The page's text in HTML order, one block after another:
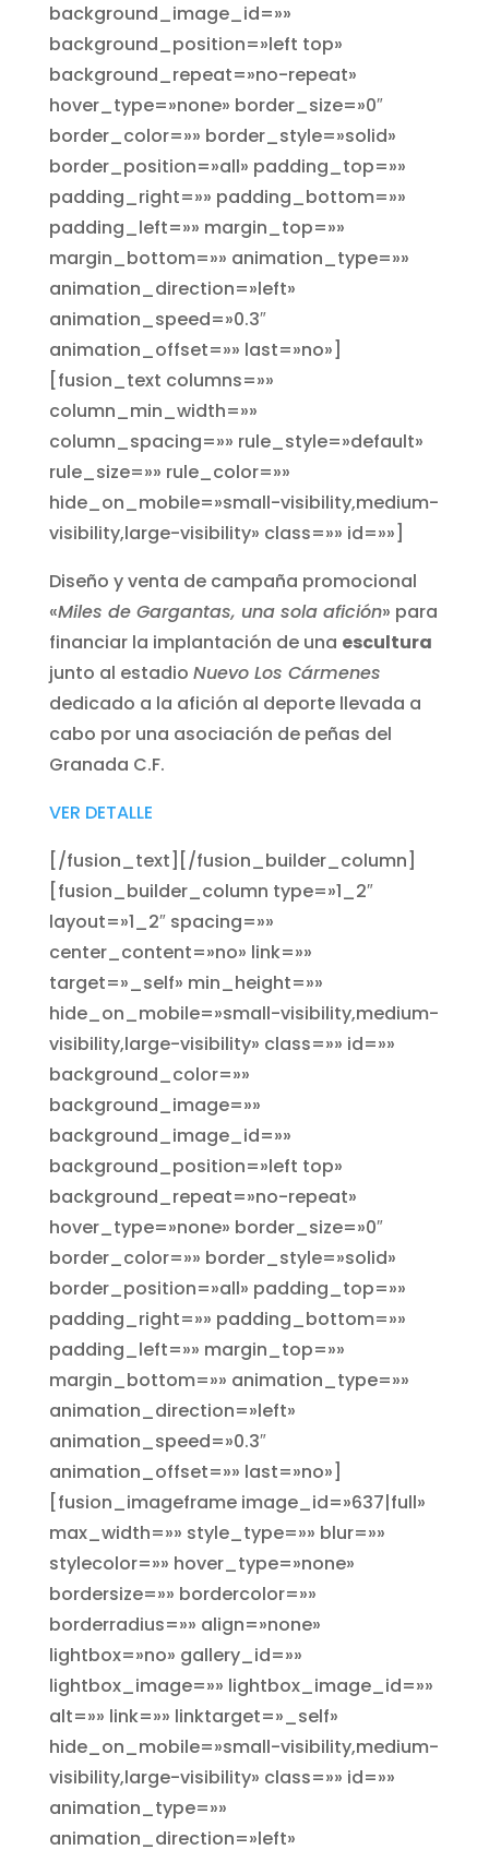
background_image_id=»»
background_position=»left top»
background_repeat=»no-repeat»
hover_type=»none» border_size=»0″
border_color=»» border_style=»solid»
border_position=»all» padding_top=»»
padding_right=»» padding_bottom=»»
padding_left=»» margin_top=»»
margin_bottom=»» animation_type=»»
animation_direction=»left»
animation_speed=»0.3″
animation_offset=»» last=»no»]
[fusion_text columns=»»
column_min_width=»»
column_spacing=»» rule_style=»default»
rule_size=»» rule_color=»»
hide_on_mobile=»small-visibility,medium-
visibility,large-visibility» class=»» id=»»]
Diseño y venta de campaña promocional
«Miles de Gargantas, una sola afición» para
financiar la implantación de una escultura
junto al estadio Nuevo Los Cármenes
dedicado a la afición al deporte llevada a
cabo por una asociación de peñas del
Granada C.F.
VER DETALLE
[/fusion_text][/fusion_builder_column]
[fusion_builder_column type=»1_2″
layout=»1_2″ spacing=»»
center_content=»no» link=»»
target=»_self» min_height=»»
hide_on_mobile=»small-visibility,medium-
visibility,large-visibility» class=»» id=»»
background_color=»»
background_image=»»
background_image_id=»»
background_position=»left top»
background_repeat=»no-repeat»
hover_type=»none» border_size=»0″
border_color=»» border_style=»solid»
border_position=»all» padding_top=»»
padding_right=»» padding_bottom=»»
padding_left=»» margin_top=»»
margin_bottom=»» animation_type=»»
animation_direction=»left»
animation_speed=»0.3″
animation_offset=»» last=»no»]
[fusion_imageframe image_id=»637|full»
max_width=»» style_type=»» blur=»»
stylecolor=»» hover_type=»none»
bordersize=»» bordercolor=»»
borderradius=»» align=»none»
lightbox=»no» gallery_id=»»
lightbox_image=»» lightbox_image_id=»»
alt=»» link=»» linktarget=»_self»
hide_on_mobile=»small-visibility,medium-
visibility,large-visibility» class=»» id=»»
animation_type=»»
animation_direction=»left»